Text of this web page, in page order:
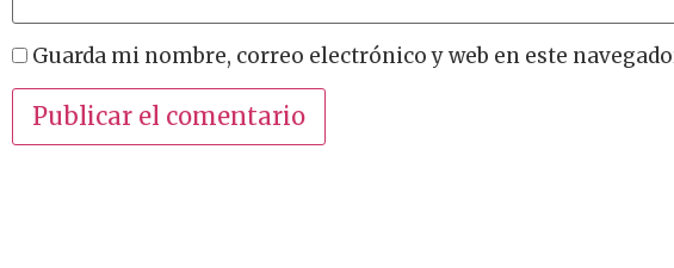
Guarda mi nombre, correo electrónico y web en este